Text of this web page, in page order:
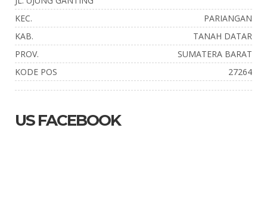
KEC.
PARIANGAN
KAB.
TANAH DATAR
PROV.
SUMATERA BARAT
KODE POS
27264
US FACEBOOK